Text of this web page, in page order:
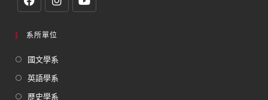
系所單位
國文學系
英語學系
歷史學系